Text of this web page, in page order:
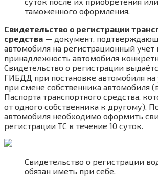
таможенного оформления.
Свидетельство о регистрации
средства — документ,
автомобиля на регистрационный учет
принадлежность автомобиля
Свидетельство о регистрации
ГИБДД при постановке автомобиля на
при смене собственника автомобиля
Паспорта транспортного средства,
от одного собственника к другому).
автомобиля необходимо оформить
регистрации ТС в течение 10 суток.
Свидетельство о регистрации
обязан иметь при себе.